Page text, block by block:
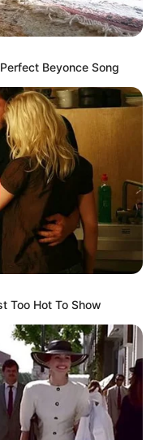
Beyonce Song
Too Hot To Show